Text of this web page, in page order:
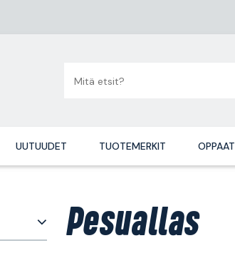
UUTUUDET TUOTEMERKIT OPPAAT
Pesuallas